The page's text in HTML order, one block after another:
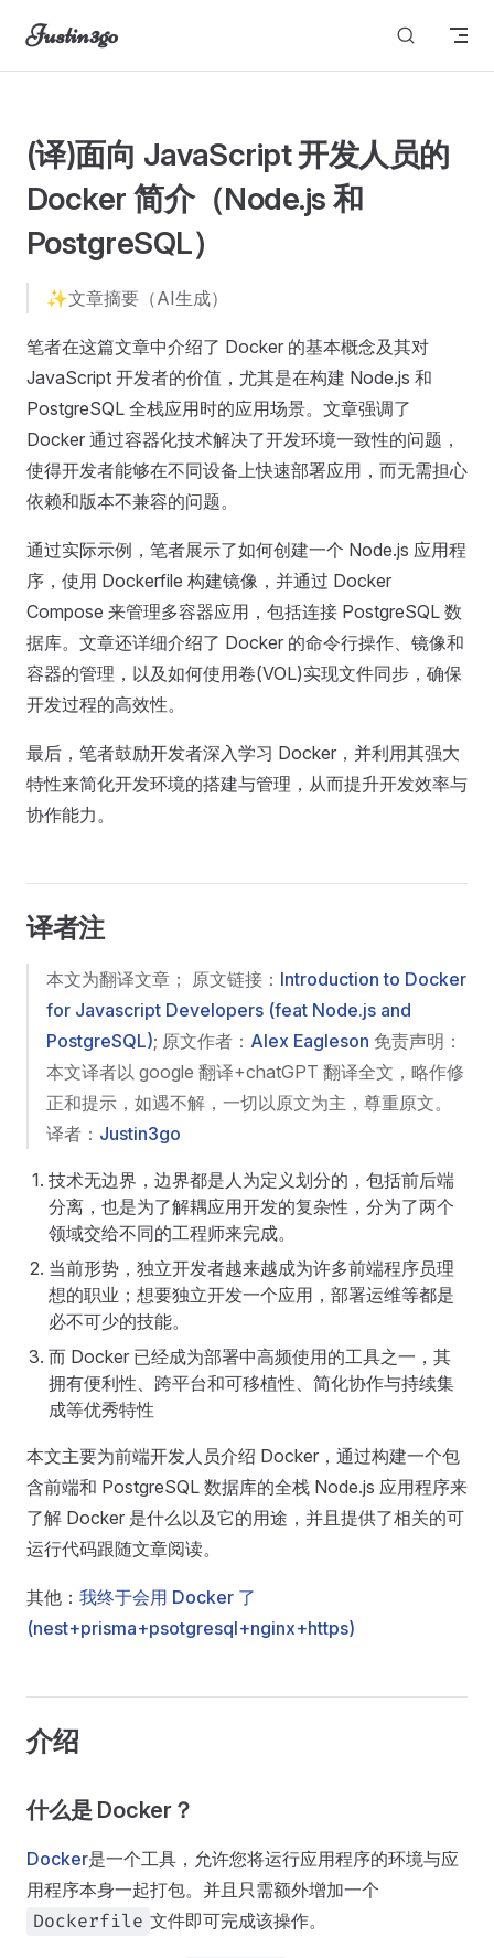
Skip to content
Justin3go
图片无法显示
(译)面向 JavaScript 开发人员的
Docker 简介（Node.js 和
PostgreSQL）
✨文章摘要（AI生成）
笔者在这篇文章中介绍了 Docker 的基本概念及其对
JavaScript 开发者的价值，尤其是在构建 Node.js 和
PostgreSQL 全栈应用时的应用场景。文章强调了
Docker 通过容器化技术解决了开发环境一致性的问题，
使得开发者能够在不同设备上快速部署应用，而无需担心
依赖和版本不兼容的问题。
通过实际示例，笔者展示了如何创建一个 Node.js 应用程
序，使用 Dockerfile 构建镜像，并通过 Docker
Compose 来管理多容器应用，包括连接 PostgreSQL 数
据库。文章还详细介绍了 Docker 的命令行操作、镜像和
容器的管理，以及如何使用卷(VOL)实现文件同步，确保
开发过程的高效性。
最后，笔者鼓励开发者深入学习 Docker，并利用其强大
特性来简化开发环境的搭建与管理，从而提升开发效率与
协作能力。
译者注
本文为翻译文章； 原文链接： Introduction to Docker
for Javascript Developers (feat Node.js and
PostgreSQL); 原文作者： Alex Eagleson 免责声明：
本文译者以 google 翻译+chatGPT 翻译全文，略作修
正和提示，如遇不解，一切以原文为主，尊重原文。
译者： Justin3go
技术无边界，边界都是人为定义划分的，包括前后端
分离，也是为了解耦应用开发的复杂性，分为了两个
领域交给不同的工程师来完成。
当前形势，独立开发者越来越成为许多前端程序员理
想的职业；想要独立开发一个应用，部署运维等都是
必不可少的技能。
而 Docker 已经成为部署中高频使用的工具之一，其
拥有便利性、跨平台和可移植性、简化协作与持续集
成等优秀特性
本文主要为前端开发人员介绍 Docker，通过构建一个包
含前端和 PostgreSQL 数据库的全栈 Node.js 应用程序来
了解 Docker 是什么以及它的用途，并且提供了相关的可
运行代码跟随文章阅读。
其他： 我终于会用 Docker 了
(nest+prisma+psotgresql+nginx+https)
介绍
什么是 Docker？
Docker是一个工具，允许您将运行应用程序的环境与应
用程序本身一起打包。并且只需额外增加一个
Dockerfile 文件即可完成该操作。